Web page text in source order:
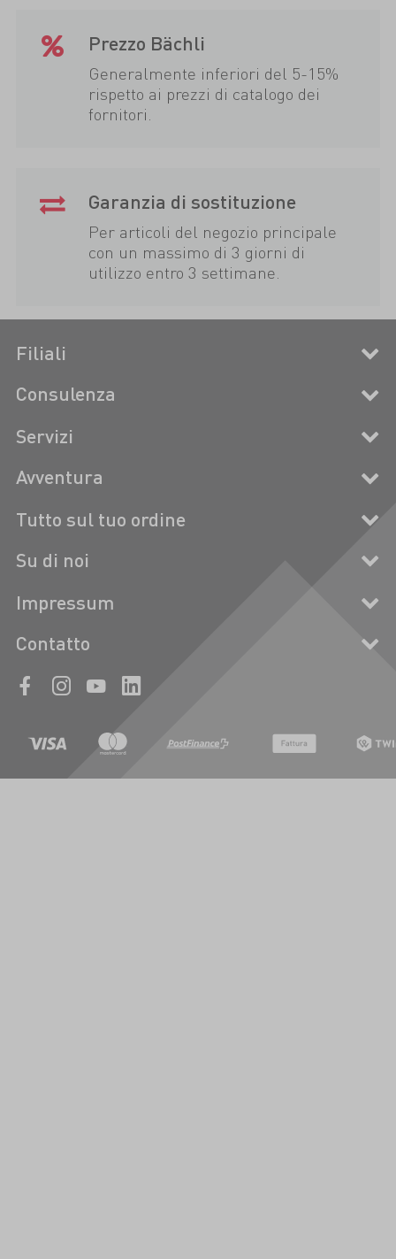
Prezzo Bächli
Generalmente inferiori del 5-15%
rispetto ai prezzi di catalogo dei
fornitori.
Garanzia di sostituzione
Per articoli del negozio principale
con un massimo di 3 giorni di
utilizzo entro 3 settimane.
Filiali
Consulenza
Servizi
Avventura
Tutto sul tuo ordine
Su di noi
Impressum
Contatto